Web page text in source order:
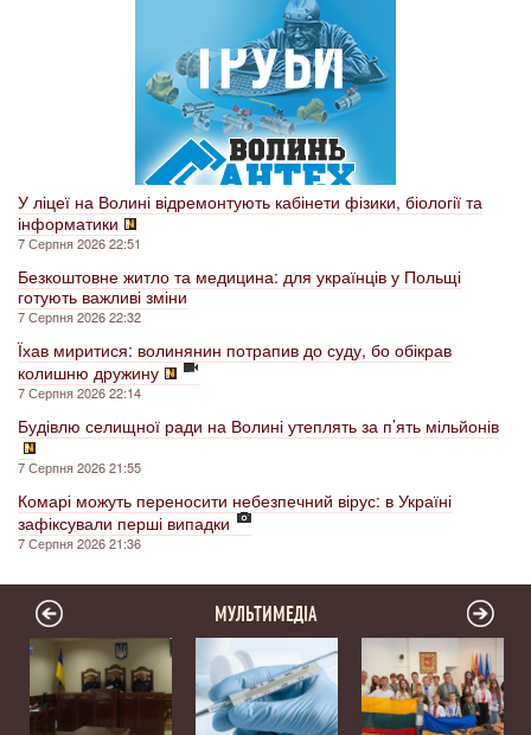
У ліцеї на Волині відремонтують кабінети фізики, біології та
інформатики
7 Серпня 2026 22:51
Безкоштовне житло та медицина: для українців у Польщі
готують важливі зміни
7 Серпня 2026 22:32
Їхав миритися: волинянин потрапив до суду, бо обікрав
колишню дружину
7 Серпня 2026 22:14
Будівлю селищної ради на Волині утеплять за п’ять мільйонів
7 Серпня 2026 21:55
Комарі можуть переносити небезпечний вірус: в Україні
зафіксували перші випадки
7 Серпня 2026 21:36
МУЛЬТИМЕДІА